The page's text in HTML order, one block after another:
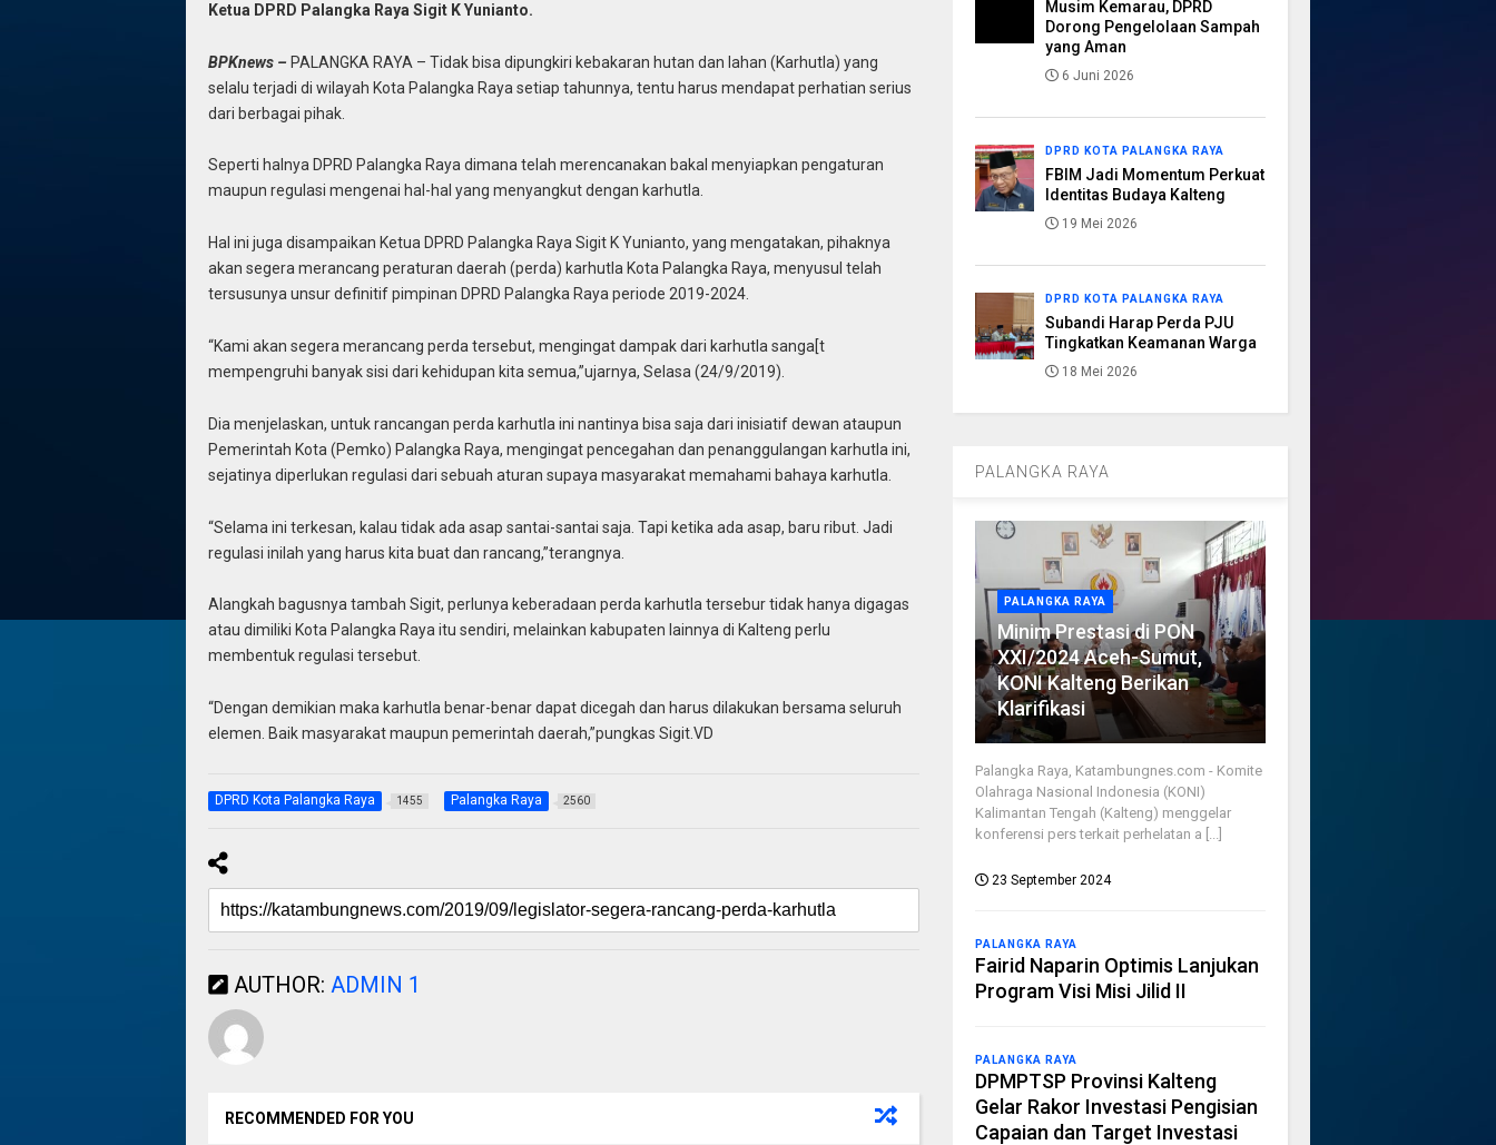
Ketua DPRD Palangka Raya Sigit K Yunianto.
BPKnews – PALANGKA RAYA – Tidak bisa dipungkiri kebakaran hutan dan lahan (Karhutla) yang
selalu terjadi di wilayah Kota Palangka Raya setiap tahunnya, tentu harus mendapat perhatian serius
dari berbagai pihak.
Seperti halnya DPRD Palangka Raya dimana telah merencanakan bakal menyiapkan pengaturan
maupun regulasi mengenai hal-hal yang menyangkut dengan karhutla.
Hal ini juga disampaikan Ketua DPRD Palangka Raya Sigit K Yunianto, yang mengatakan, pihaknya
akan segera merancang peraturan daerah (perda) karhutla Kota Palangka Raya, menyusul telah
tersusunya unsur definitif pimpinan DPRD Palangka Raya periode 2019-2024.
“Kami akan segera merancang perda tersebut, mengingat dampak dari karhutla sanga[t
mempengruhi banyak sisi dari kehidupan kita semua,”ujarnya, Selasa (24/9/2019).
Dia menjelaskan, untuk rancangan perda karhutla ini nantinya bisa saja dari inisiatif dewan ataupun
Pemerintah Kota (Pemko) Palangka Raya, mengingat pencegahan dan penanggulangan karhutla ini,
sejatinya diperlukan regulasi dari sebuah aturan supaya masyarakat memahami bahaya karhutla.
“Selama ini terkesan, kalau tidak ada asap santai-santai saja. Tapi ketika ada asap, baru ribut. Jadi
regulasi inilah yang harus kita buat dan rancang,”terangnya.
Alangkah bagusnya tambah Sigit, perlunya keberadaan perda karhutla tersebur tidak hanya digagas
atau dimiliki Kota Palangka Raya itu sendiri, melainkan kabupaten lainnya di Kalteng perlu
membentuk regulasi tersebut.
“Dengan demikian maka karhutla benar-benar dapat dicegah dan harus dilakukan bersama seluruh
elemen. Baik masyarakat maupun pemerintah daerah,”pungkas Sigit.VD
DPRD Kota Palangka Raya 1455 Palangka Raya 2560
AUTHOR: ADMIN 1
RECOMMENDED FOR YOU
Musim Kemarau, DPRD
Dorong Pengelolaan Sampah
yang Aman
6 Juni 2026
DPRD KOTA PALANGKA RAYA
FBIM Jadi Momentum Perkuat
Identitas Budaya Kalteng
19 Mei 2026
DPRD KOTA PALANGKA RAYA
Subandi Harap Perda PJU
Tingkatkan Keamanan Warga
18 Mei 2026
PALANGKA RAYA
PALANGKA RAYA
Minim Prestasi di PON
XXI/2024 Aceh-Sumut,
KONI Kalteng Berikan
Klarifikasi
Palangka Raya, Katambungnes.com - Komite
Olahraga Nasional Indonesia (KONI)
Kalimantan Tengah (Kalteng) menggelar
konferensi pers terkait perhelatan a [...]
23 September 2024
PALANGKA RAYA
Fairid Naparin Optimis Lanjukan
Program Visi Misi Jilid II
PALANGKA RAYA
DPMPTSP Provinsi Kalteng
Gelar Rakor Investasi Pengisian
Capaian dan Target Investasi